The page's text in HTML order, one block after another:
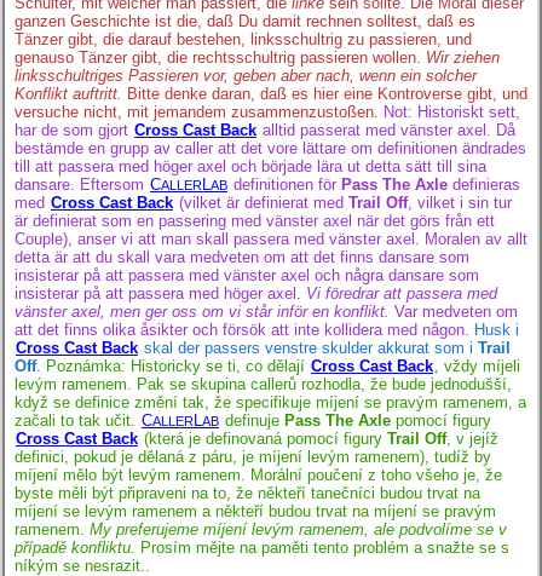
ganzen Geschichte ist die, daß Du damit rechnen solltest, daß es
Tänzer gibt, die darauf bestehen, linksschultrig zu passieren, und
genauso Tänzer gibt, die rechtsschultrig passieren wollen. Wir ziehen
linksschultriges Passieren vor, geben aber nach, wenn ein solcher
Konflikt auftritt.
Bitte denke daran, daß es hier eine Kontroverse gibt, und
versuche nicht, mit jemandem zusammenzustoßen.
Not: Historiskt sett,
har de som gjort Cross Cast Back alltid passerat med vänster axel. Då
bestämde en grupp av caller att det vore lättare om definitionen ändrades
till att passera med höger axel och började lära ut detta sätt till sina
dansare. Eftersom CALLER AB definitionen för Pass The Axle definieras
med Cross Cast Back (vilket är definierat med Trail Off, vilket i sin tur
är definierat som en passering med vänster axel när det görs från ett
Couple), anser vi att man skall passera med vänster axel. Moralen av allt
detta är att du skall vara medveten om att det finns dansare som
insisterar på att passera med vänster axel och några dansare som
insisterar på att passera med höger axel. Vi föredrar att passera med
vänster axel, men ger oss om vi står inför en konflikt. Var medveten om
att det finns olika åsikter och försök att inte kollidera med någon.
Husk i
Cross Cast Back skal der passers venstre skulder akkurat som i Trail
Off. Poznámka: Historicky se ti, co dělají Cross Cast Back , vždy míjeli
levým ramenem. Pak se skupina callerů rozhodla, že bude jednodušší,
když se definice změní tak, že specifikuje míjení se pravým ramenem, a
začali to tak učit. CALLER AB definuje Pass The Axle pomocí figury
Cross Cast Back (která je definovaná pomocí figury Trail Off, v jejíž
definici, pokud je dělaná z páru, je míjení levým ramenem), tudíž by
míjení mělo být levým ramenem. Morální poučení z toho všeho je, že
byste měli být připraveni na to, že někteří tanečníci budou trvat na
míjení se levým ramenem a někteří budou trvat na míjení se pravým
ramenem. My preferujeme míjení levým ramenem, ale podvolíme se v
případě konfliktu.
Prosím mějte na paměti tento problém a snažte se s
níkým se nesrazit..